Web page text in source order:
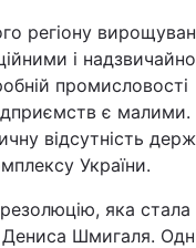
регіону
і надзвичайно
промисловості
є
відсутність
України.
яка стала
Дениса Шмигаля.